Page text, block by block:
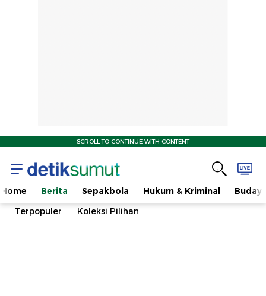
SCROLL TO CONTINUE WITH CONTENT
Home Berita Sepakbola Hukum & Kriminal
Terpopuler
Koleksi Pilihan